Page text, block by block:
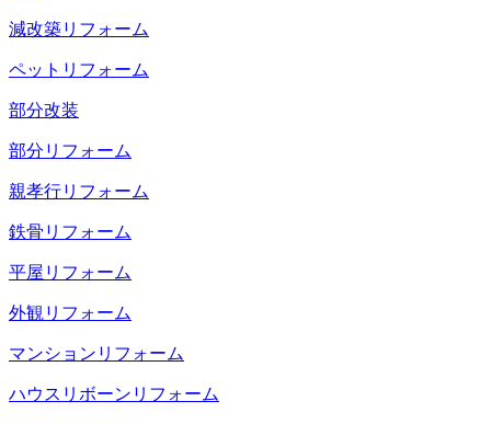
減改築リフォーム
ペットリフォーム
部分改装
部分リフォーム
親孝行リフォーム
鉄骨リフォーム
平屋リフォーム
外観リフォーム
マンションリフォーム
ハウスリボーンリフォーム